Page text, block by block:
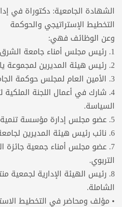
الشهادة الجامعية: دكتوراة في
التخطيط الإستراتيجي والحوكمة
وعن الوظائف فهي:
1. رئيس مجلس أمناء جامعة الشرق الأوسط.
2. رئيس هيئة المديرين لمجموعة يان الاستثمارية.
3. الأمين العام لمجلس حوكمة الجامعات العربية.
4. شارك في أعمال اللجنة
السياسة.
5. عضو مجلس إدارة مؤسسة تنمية أموال الأيتام.
6. نائب رئيس هيئة المديرين لجامعة العقبة للتكنولوجيا.
7. عضو مجلس أمناء جمعية جائزة
التربوي.
8. رئيس الهيئة الإدارية لجمعية
الشاملة.
• مؤلف ومحاضر في التخطيط